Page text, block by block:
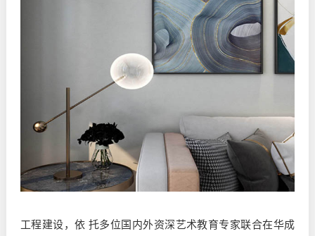
工程建设，依 托多位国内外资深艺术教育专家联合在华成